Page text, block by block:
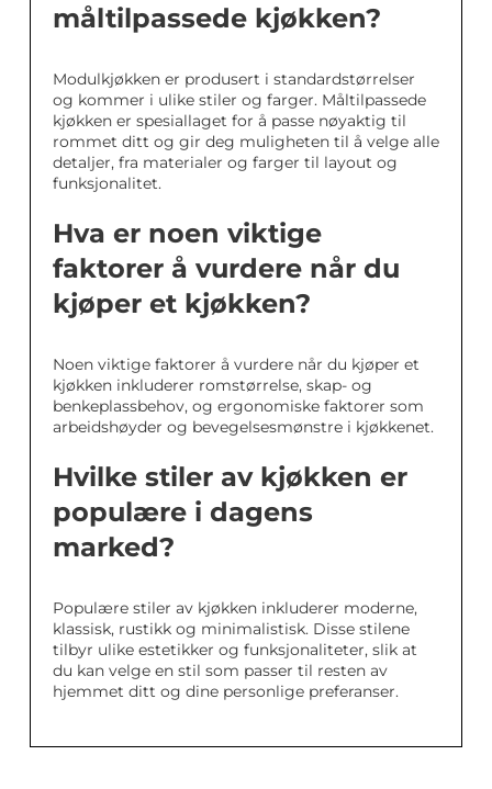
måltilpassede kjøkken?
Modulkjøkken er produsert i standardstørrelser
og kommer i ulike stiler og farger. Måltilpassede
kjøkken er spesiallaget for å passe nøyaktig til
rommet ditt og gir deg muligheten til å velge alle
detaljer, fra materialer og farger til layout og
funksjonalitet.
Hva er noen viktige
faktorer å vurdere når du
kjøper et kjøkken?
Noen viktige faktorer å vurdere når du kjøper et
kjøkken inkluderer romstørrelse, skap- og
benkeplassbehov, og ergonomiske faktorer som
arbeidshøyder og bevegelsesmønstre i kjøkkenet.
Hvilke stiler av kjøkken er
populære i dagens
marked?
Populære stiler av kjøkken inkluderer moderne,
klassisk, rustikk og minimalistisk. Disse stilene
tilbyr ulike estetikker og funksjonaliteter, slik at
du kan velge en stil som passer til resten av
hjemmet ditt og dine personlige preferanser.